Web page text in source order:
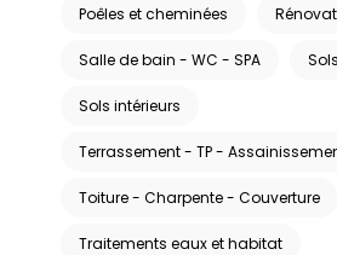
Poêles et cheminées
Salle de bain - WC - SPA
Sols intérieurs
Terrassement - TP -
Toiture - Charpente - Couverture
Traitements eaux et habitat